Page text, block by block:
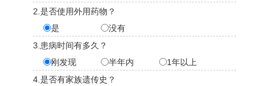
2.是否使用外用药物？
是
没有
3.患病时间有多久？
刚发现
半年内
1年以上
4.是否有家族遗传史？